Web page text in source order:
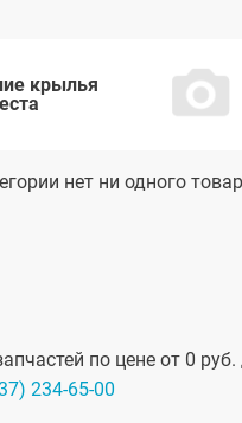
крылья
нет ни одного
по цене от 0
234-65-00